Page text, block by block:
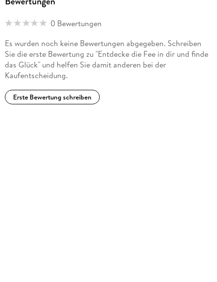
0 Bewertungen
Es wurden noch keine Bewertungen abgegeben. Schreiben
Sie die erste Bewertung zu "Entdecke die Fee in dir und finde
das Glück" und helfen Sie damit anderen bei der
Kaufentscheidung.
Erste Bewertung schreiben